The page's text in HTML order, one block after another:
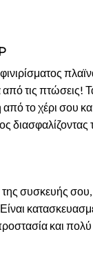
τις πτώσεις!
το χέρι σου
διασφαλίζοντας
συσκευής σου,
και